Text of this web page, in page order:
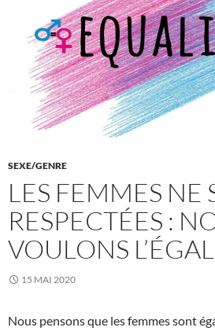
SEXE/GENRE
LES FEMMES NE
RESPECTÉES :
VOULONS
15 MAI 2020
Nous pensons que les femmes sont